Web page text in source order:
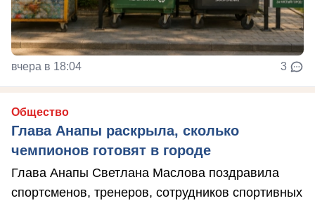
вчера в 18:04 3
Общество
Глава Анапы раскрыла, сколько
чемпионов готовят в городе
Глава Анапы Светлана Маслова поздравила
спортсменов, тренеров, сотрудников спортивных